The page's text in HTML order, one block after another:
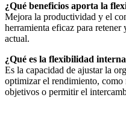
¿Qué beneficios aporta la
Mejora la productividad y el
herramienta eficaz para
actual.
¿Qué es la flexibilidad
Es la capacidad de ajustar la
optimizar el rendimiento,
objetivos o permitir el